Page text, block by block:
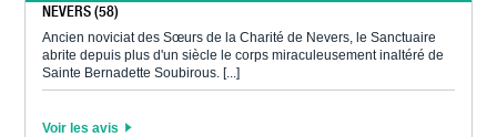
NEVERS (58)
Ancien noviciat des Sœurs de la Charité de Nevers, le Sanctuaire
abrite depuis plus d'un siècle le corps miraculeusement inaltéré de
Sainte Bernadette Soubirous. [...]
Voir les avis